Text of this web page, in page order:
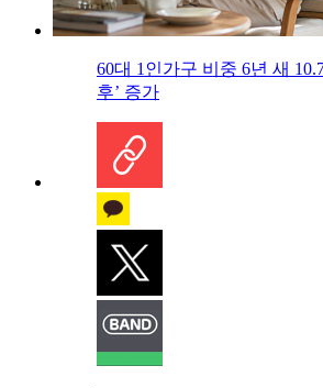
60대 1인가구 비중 6년 새
후’ 증가